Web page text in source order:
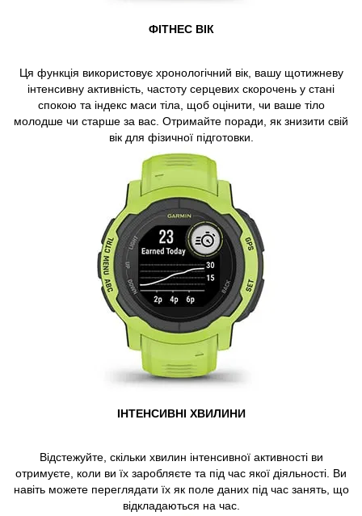
ФІТНЕС ВІК
Ця функція використовує хронологічний вік, вашу щотижневу
інтенсивну активність, частоту серцевих скорочень у стані
спокою та індекс маси тіла, щоб оцінити, чи ваше тіло
молодше чи старше за вас. Отримайте поради, як знизити свій
вік для фізичної підготовки.
ІНТЕНСИВНІ ХВИЛИНИ
Відстежуйте, скільки хвилин інтенсивної активності ви
отримуєте, коли ви їх заробляєте та під час якої діяльності. Ви
навіть можете переглядати їх як поле даних під час занять, що
відкладаються на час.